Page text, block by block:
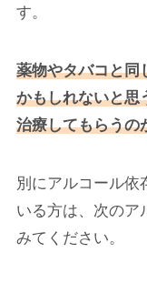
す。
薬物やタバコと同
かもしれないと思
治療してもらうの
別にアルコール依
いる方は、次のア
みてください。